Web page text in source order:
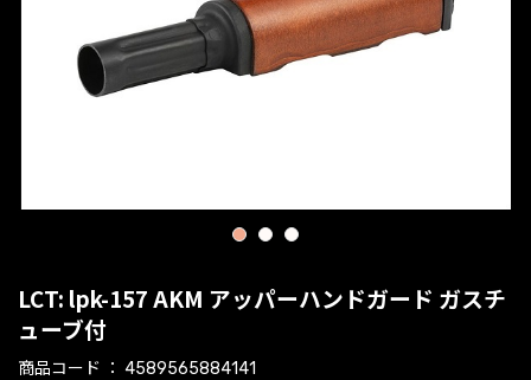
1 2 3
LCT: lpk-157 AKM アッパーハンドガード ガスチ
ューブ付
商品コード 4589565884141